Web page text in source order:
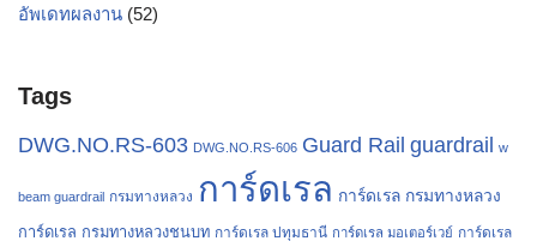
อัพเดทผลงาน (52)
Tags
DWG.NO.RS-603 DWG.NO.RS-606 Guard Rail guardrail w
beam guardrail กรมทางหลวง การ์ดเรล การ์ดเรล กรมทางหลวง
การ์ดเรล กรมทางหลวงชนบท การ์ดเรล ปทุมธานี การ์ดเรล มอเตอร์เวย์ การ์ดเรล